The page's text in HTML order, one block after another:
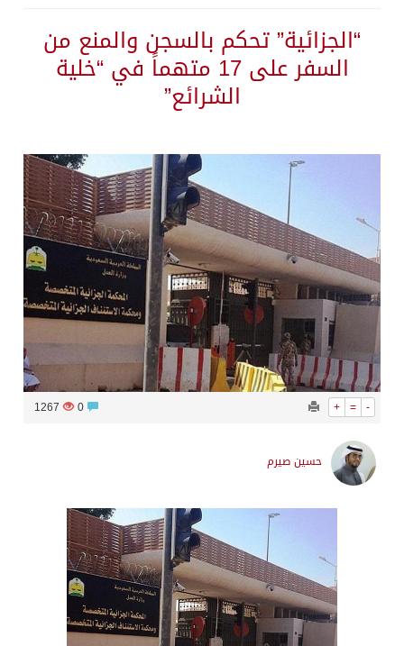
حالة الطقس المتوقعة اليوم في المملكة
جماعة الحوثي تعلن الحرب و اذرع طهران تخطط باعمال ارهابية واسعة تطال دول الشرق الاوسط
قمة سعودية – تركية – باكستانية في جدة
مقتل شخصين وإصابة 14 إثر انفجار عبوة ناسفة داخل حافلة في ريف دمشق
“الجزائية” تحكم بالسجن والمنع من
السفر على 17 متهماً في “خلية
الشرائع”
+ = -
1267
حسين صيرم